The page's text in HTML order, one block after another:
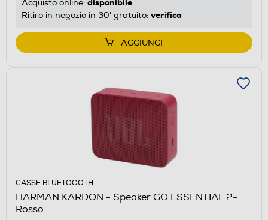
Acquisto online: disponibile
Ritiro in negozio in 30' gratuito: verifica
AGGIUNGI
CASSE BLUETOOOTH
HARMAN KARDON - Speaker GO ESSENTIAL 2-
Rosso